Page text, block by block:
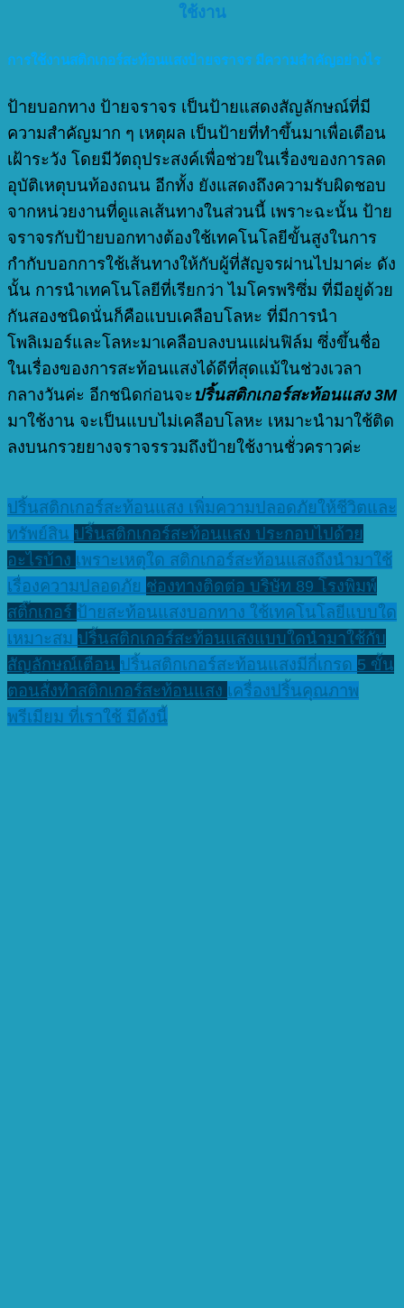
ใช้งาน
การใช้งานสติกเกอร์สะท้อนแสงป้ายจราจร มีความสำคัญอย่างไร
ป้ายบอกทาง ป้ายจราจร เป็นป้ายแสดงสัญลักษณ์ที่มี
ความสำคัญมาก ๆ เหตุผล เป็นป้ายที่ทำขึ้นมาเพื่อเตือน
เฝ้าระวัง โดยมีวัตถุประสงค์เพื่อช่วยในเรื่องของการลด
อุบัติเหตุบนท้องถนน อีกทั้ง ยังแสดงถึงความรับผิดชอบ
จากหน่วยงานที่ดูแลเส้นทางในส่วนนี้ เพราะฉะนั้น ป้าย
จราจรกับป้ายบอกทางต้องใช้เทคโนโลยีขั้นสูงในการ
กำกับบอกการใช้เส้นทางให้กับผู้ที่สัญจรผ่านไปมาค่ะ ดัง
นั้น การนำเทคโนโลยีที่เรียกว่า ไมโครพริซึ่ม ที่มีอยู่ด้วย
กันสองชนิดนั่นก็คือแบบเคลือบโลหะ ที่มีการนำ
โพลิเมอร์และโลหะมาเคลือบลงบนแผ่นฟิล์ม ซึ่งขึ้นชื่อ
ในเรื่องของการสะท้อนแสงได้ดีที่สุดแม้ในช่วงเวลา
กลางวันค่ะ อีกชนิดก่อนจะ ปริ้นสติกเกอร์สะท้อนแสง 3M
มาใช้งาน จะเป็นแบบไม่เคลือบโลหะ เหมาะนำมาใช้ติด
ลงบนกรวยยางจราจรรวมถึงป้ายใช้งานชั่วคราวค่ะ
ปริ้นสติกเกอร์สะท้อนแสง เพิ่มความปลอดภัยให้ชีวิตและ
ทรัพย์สิน ปริ้นสติกเกอร์สะท้อนแสง ประกอบไปด้วย
อะไรบ้าง เพราะเหตุใด สติกเกอร์สะท้อนแสงถึงนำมาใช้
เรื่องความปลอดภัย ช่องทางติดต่อ บริษัท 89 โรงพิมพ์
สติ๊กเกอร์ ป้ายสะท้อนแสงบอกทาง ใช้เทคโนโลยีแบบใด
เหมาะสม ปริ้นสติกเกอร์สะท้อนแสงแบบใดนำมาใช้กับ
สัญลักษณ์เตือน ปริ้นสติกเกอร์สะท้อนแสงมีกี่เกรด 5 ขั้น
ตอนสั่งทำสติกเกอร์สะท้อนแสง เครื่องปริ้นคุณภาพ
พรีเมียม ที่เราใช้ มีดังนี้